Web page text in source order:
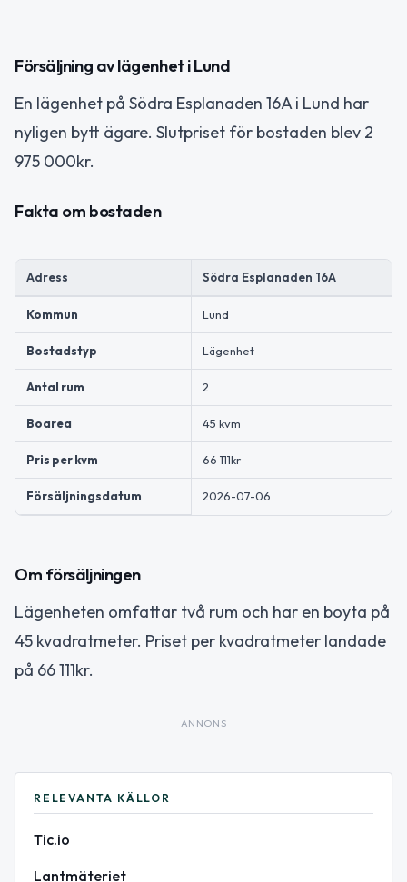
Försäljning av lägenhet i Lund
En lägenhet på Södra Esplanaden 16A i Lund har
nyligen bytt ägare. Slutpriset för bostaden blev 2
975 000kr.
Fakta om bostaden
Adress Södra Esplanaden 16A
Kommun Lund
Bostadstyp Lägenhet
Antal rum 2
Boarea 45 kvm
Pris per kvm 66 111kr
Försäljningsdatum 2026-07-06
Om försäljningen
Lägenheten omfattar två rum och har en boyta på
45 kvadratmeter. Priset per kvadratmeter landade
på 66 111kr.
ANNONS
RELEVANTA KÄLLOR
Tic.io
Lantmäteriet